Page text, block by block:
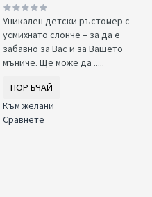
Уникален детски ръстомер с
усмихнато слонче – за да е
забавно за Вас и за Вашето
мъниче. Ще може да .....
ПОРЪЧАЙ
Към желани
Сравнете